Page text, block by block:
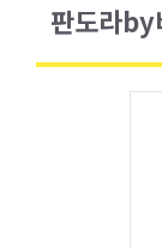
판도라by